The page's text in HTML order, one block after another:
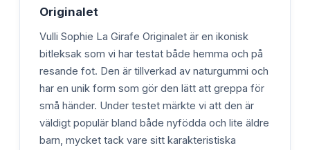
Originalet
Vulli Sophie La Girafe Originalet är en ikonisk
bitleksak som vi har testat både hemma och på
resande fot. Den är tillverkad av naturgummi och
har en unik form som gör den lätt att greppa för
små händer. Under testet märkte vi att den är
väldigt populär bland både nyfödda och lite äldre
barn, mycket tack vare sitt karakteristiska